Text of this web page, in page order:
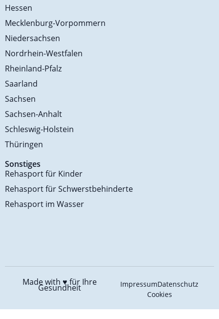
Hessen
Mecklenburg-Vorpommern
Niedersachsen
Nordrhein-Westfalen
Rheinland-Pfalz
Saarland
Sachsen
Sachsen-Anhalt
Schleswig-Holstein
Thüringen
Sonstiges
Rehasport für Kinder
Rehasport für Schwerstbehinderte
Rehasport im Wasser
Made with ♥️für Ihre
Gesundheit ImpressumDatenschutz
Cookies